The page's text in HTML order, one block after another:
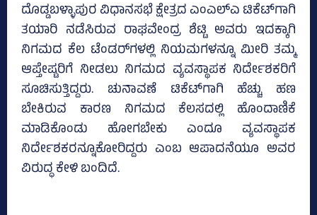
ದೊಡ್ಡಬಳ್ಳಾಪುರ ವಿಧಾನಸಭೆ ಕ್ಷೇತ್ರದ ಎಂಎಲ್‌ಎ ಟಿಕೆಟ್‌ಗಾಗಿ
ತಯಾರಿ ನಡೆಸಿರುವ ರಾಘವೇಂದ್ರ ಶೆಟ್ಟಿ ಅವರು ಇದಕ್ಕಾಗಿ
ನಿಗಮದ ಕೆಲ ಟೆಂಡರ್‌ಗಳಲ್ಲಿ ನಿಯಮಗಳನ್ನೂ ಮೀರಿ ತಮ್ಮ
ಆಪ್ತೇಷ್ಟರಿಗೆ ನೀಡಲು ನಿಗಮದ ವ್ಯವಸ್ಥಾಪಕ ನಿರ್ದೇಶಕರಿಗೆ
ಸೂಚಿಸುತ್ತಿದ್ದರು. ಚುನಾವಣೆ ಟಿಕೆಟ್‌ಗಾಗಿ ಹೆಚ್ಚು ಹಣ
ಬೇಕಿರುವ ಕಾರಣ ನಿಗಮದ ಕೆಲಸದಲ್ಲಿ ಹೊಂದಾಣಿಕೆ
ಮಾಡಿಕೊಂಡು ಹೋಗಬೇಕು ಎಂದೂ ವ್ಯವಸ್ಥಾಪಕ
ನಿರ್ದೇಶಕರನ್ನೂಕೋರಿದ್ದರು ಎಂಬ ಆಪಾದನೆಯೂ ಅವರ
ವಿರುದ್ಧ ಕೇಳಿ ಬಂದಿದೆ.